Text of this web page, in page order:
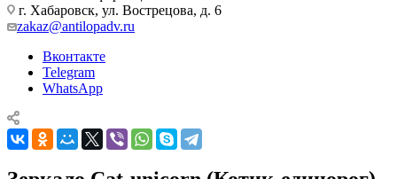
г. Хабаровск, ул. Вострецова, д. 6
zakaz@antilopadv.ru
Вконтакте
Telegram
WhatsApp